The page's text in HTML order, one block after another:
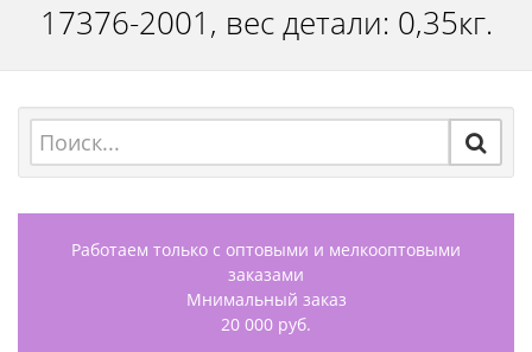
17376-2001, вес детали: 0,35кг.
Работаем только с оптовыми и мелкооптовыми
заказами
Мнимальный заказ
20 000 руб.